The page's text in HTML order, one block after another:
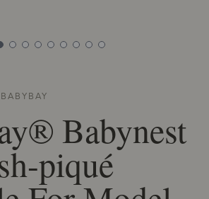
BABYBAY
Babynest
piqué